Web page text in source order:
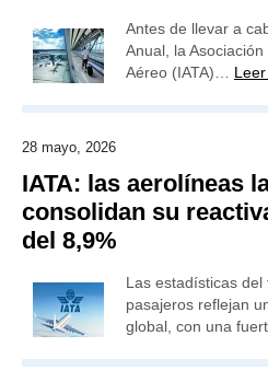
Antes de llevar a
Anual, la
Aéreo (IATA)…
28 mayo, 2026
IATA: las aerolíneas
consolidan su
del 8,9%
Las estadísticas
pasajeros reflejan
global, con una